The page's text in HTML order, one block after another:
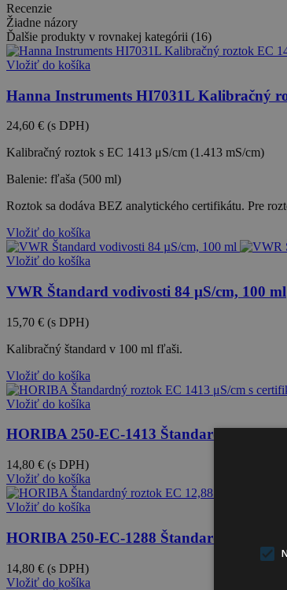
Recenzie
Žiadne názory
Ďalšie produkty v rovnakej kategórii (16)
Vložiť do košíka
Hanna Instruments HI7031L Kalibračný
24,60 € (s DPH)
Kalibračný roztok s EC 1413 μS/cm (1.413 mS/cm)
Balenie: fľaša (500 ml)
Roztok sa dodáva BEZ analytického certifikátu. Pre
Vložiť do košíka
Vložiť do košíka
VWR Štandard vodivosti 84 µS/cm, 100 ml
15,70 € (s DPH)
Kalibračný štandard v 100 ml fľaši.
Vložiť do košíka
Vložiť do košíka
HORIBA 250-EC-1413 Štandardný roztok
14,80 € (s DPH)
Vložiť do košíka
Vložiť do košíka
HORIBA 250-EC-1288 Štandardný roztok
14,80 € (s DPH)
Vložiť do košíka